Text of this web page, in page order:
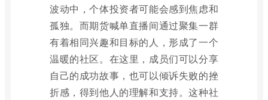
波动中，个体投资者可能会感到焦虑和
孤独。而期货喊单直播间通过聚集一群
有着相同兴趣和目标的人，形成了一个
温暖的社区。在这里，成员们可以分享
自己的成功故事，也可以倾诉失败的挫
折感，得到他人的理解和支持。这种社